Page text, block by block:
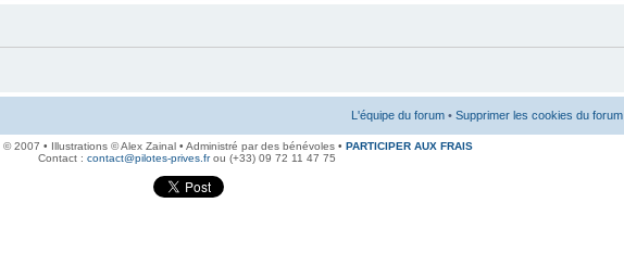
L'équipe du forum • Supprimer les cookies du forum
© 2007 • Illustrations © Alex Zainal • Administré par des bénévoles • PARTICIPER AUX FRAIS
Contact : contact@pilotes-prives.frou (+33) 09 72 11 47 75